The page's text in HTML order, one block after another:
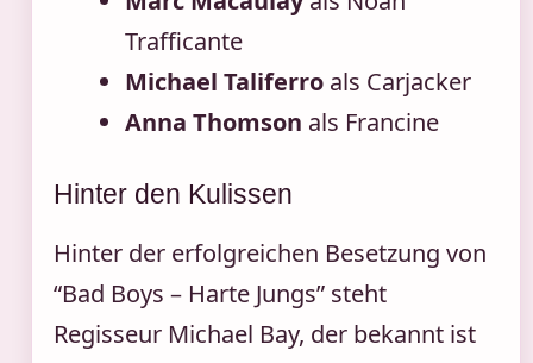
Trafficante
Michael Taliferro als Carjacker
Anna Thomson als Francine
Hinter den Kulissen
Hinter der erfolgreichen Besetzung von
“Bad Boys – Harte Jungs” steht
Regisseur Michael Bay, der bekannt ist